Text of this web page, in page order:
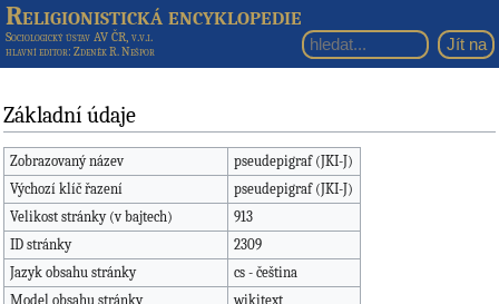
Religionistická encyklopedie
Sociologický ústav AV ČR, v.v.i.
hlavní editor: Zdeněk R. Nešpor
Základní údaje
Zobrazovaný název
pseudepigraf (JKI-J)
Výchozí klíč řazení
pseudepigraf (JKI-J)
Velikost stránky (v bajtech)
913
ID stránky
2309
Jazyk obsahu stránky
cs - čeština
Model obsahu stránky
wikitext